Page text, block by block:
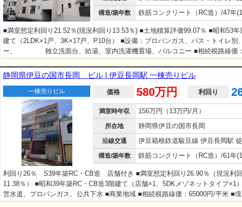
構造/築年数
■満室想定利回り21.52％(現況利回り13.53％) ■土地積算評価99.07％ ■昭和53年
建て（2LDK×1戸、3K×17戸、P10台） ■設備：プロパンガス、バス・トイレ別
ー、 独立洗面台、給湯、室内洗濯機置場、バルコニー ■相続税路線価
×1（6.86平米）） ・プロパンガス契約については、継承必須でございます。 ・
浸水想定区域（0.5ｍ～3.0ｍ未満）に該当しております。
静岡県伊豆の国市長岡 ビル | 伊豆長岡駅 一棟売りビル
一棟売りビル 価格 580万円 利回り
満室時年収 156万円（13万円/月）
所在地 静岡県伊豆の国市長岡
沿線交通 伊豆箱根鉄道駿豆線 伊豆長岡駅
構造/築年数
利回り26％ S39年築RC・CB造 店舗付き ■満室想定利回り26.90％（現況利
11.38％） ■昭和39年築RC・CB造3階建て（店舗×1、5DKメゾネットタイプ×1
営水道、プロパンガス、公共下水 ■商業地域 ■相続税路線価：65000円/平米 ■境